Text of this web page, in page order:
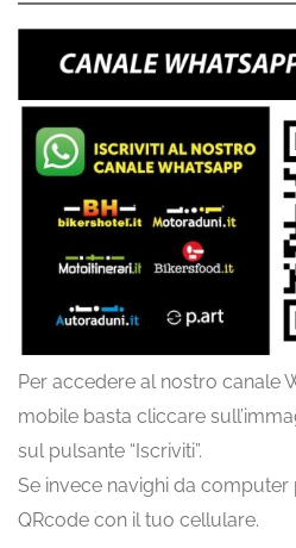
Per accedere al nostro canale
mobile basta cliccare
sul pulsante “Iscriviti”.
Se invece navighi da computer
QRcode con il tuo cellulare.